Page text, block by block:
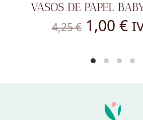
VASOS DE PAPEL
4,25€ El
precio
original
era:
4,25 €.
1,00 €El
es: